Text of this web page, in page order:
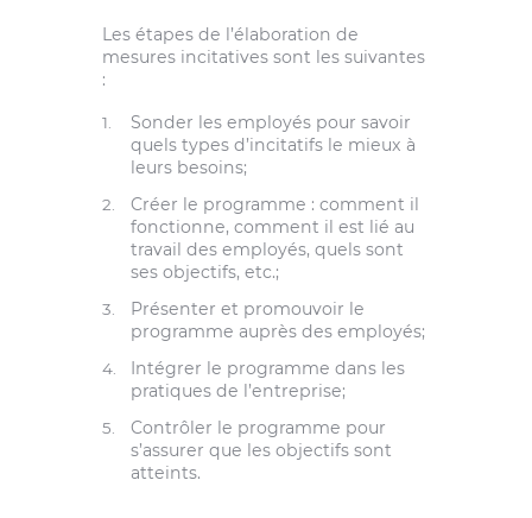
Les étapes de l’élaboration de
mesures incitatives sont les suivantes
:
Sonder les employés pour savoir
quels types d’incitatifs le mieux à
leurs besoins;
Créer le programme : comment il
fonctionne, comment il est lié au
travail des employés, quels sont
ses objectifs, etc.;
Présenter et promouvoir le
programme auprès des employés;
Intégrer le programme dans les
pratiques de l’entreprise;
Contrôler le programme pour
s’assurer que les objectifs sont
atteints.